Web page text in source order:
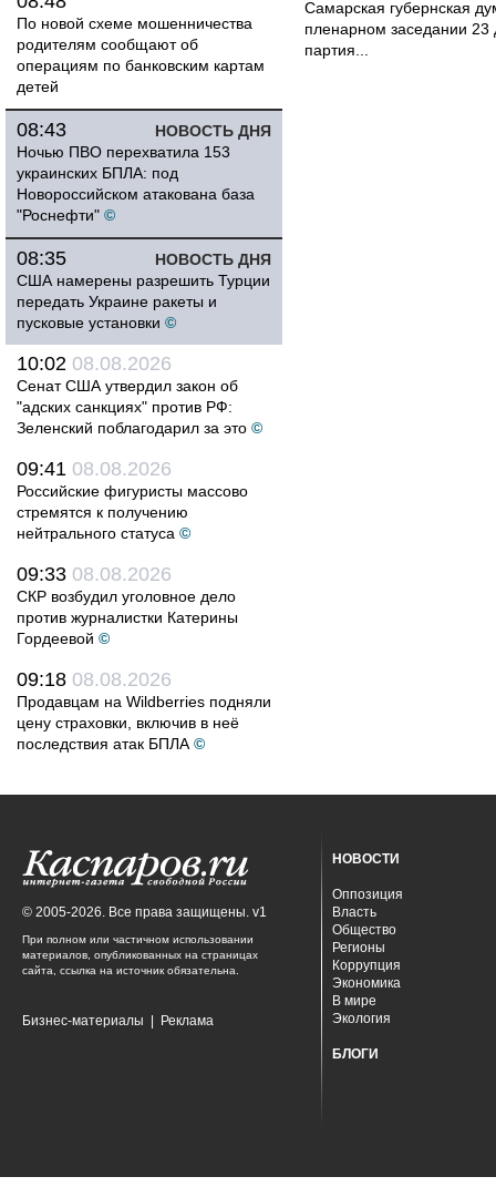
По новой схеме мошенничества
родителям сообщают об
операциям по банковским картам
детей
НОВОСТЬ ДНЯ
08:43
Ночью ПВО перехватила 153
украинских БПЛА: под
Новороссийском атакована база
"Роснефти" ©
НОВОСТЬ ДНЯ
08:35
США намерены разрешить Турции
передать Украине ракеты и
пусковые установки ©
10:02 08.08.2026
Сенат США утвердил закон об
"адских санкциях" против РФ:
Зеленский поблагодарил за это ©
09:41 08.08.2026
Российские фигуристы массово
стремятся к получению
нейтрального статуса ©
09:33 08.08.2026
СКР возбудил уголовное дело
против журналистки Катерины
Гордеевой ©
09:18 08.08.2026
Продавцам на Wildberries подняли
цену страховки, включив в неё
последствия атак БПЛА ©
Самарская губернская
пленарном заседании 23
партия...
© 2005-2026. Все права защищены. v1
При полном или частичном использовании
материалов, опубликованных на страницах
сайта, ссылка на источник обязательна.
Бизнес-материалы Реклама
НОВОСТИ
Оппозиция
Власть
Общество
Регионы
Коррупция
Экономика
В мире
Экология
БЛОГИ